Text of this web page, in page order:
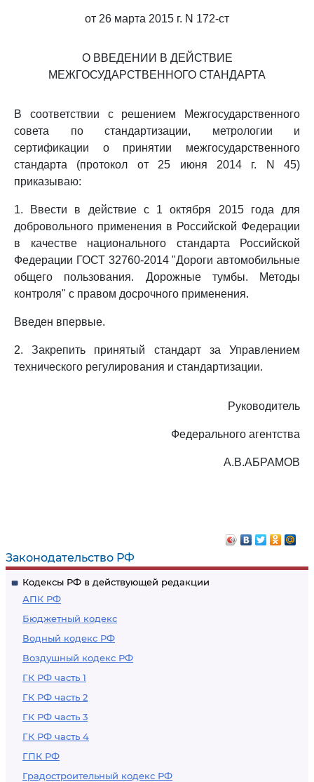
Законодательство РФ
Кодексы РФ в действующей редакции
АПК РФ
Бюджетный кодекс
Водный кодекс РФ
Воздушный кодекс РФ
ГК РФ часть 1
ГК РФ часть 2
ГК РФ часть 3
ГК РФ часть 4
ГПК РФ
Градостроительный кодекс РФ
от 26 марта 2015 г. N 172-ст
О ВВЕДЕНИИ В ДЕЙСТВИЕ
МЕЖГОСУДАРСТВЕННОГО СТАНДАРТА
В соответствии с решением Межгосударственного
совета по стандартизации, метрологии и
сертификации о принятии межгосударственного
стандарта (протокол от 25 июня 2014 г. N 45)
приказываю:
1. Ввести в действие с 1 октября 2015 года для
добровольного применения в Российской Федерации
в качестве национального стандарта Российской
Федерации ГОСТ 32760-2014 "Дороги автомобильные
общего пользования. Дорожные тумбы. Методы
контроля" с правом досрочного применения.
Введен впервые.
2. Закрепить принятый стандарт за Управлением
технического регулирования и стандартизации.
Руководитель
Федерального агентства
А.В.АБРАМОВ